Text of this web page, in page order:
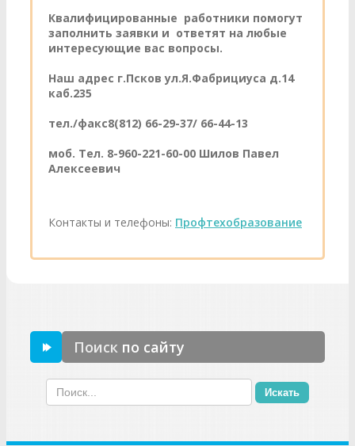
Квалифицированные работники помогут
заполнить заявки и ответят на любые
интересующие вас вопросы.
Наш адрес г.Псков ул.Я.Фабрициуса д.14
каб.235
тел./факс8(812) 66-29-37/ 66-44-13
моб. Тел. 8-960-221-60-00 Шилов Павел
Алексеевич
Контакты и телефоны: Профтехобразование
Поиск по сайту
Искать